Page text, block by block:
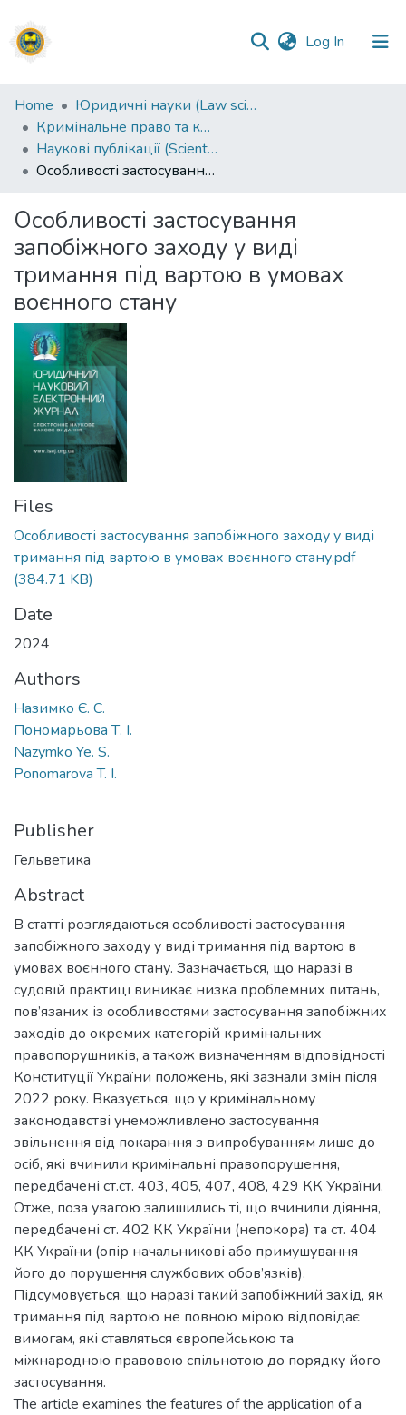
Log In (current)
Communities
&
Collections
Statistics
Home
Юридичні науки (Law sciences)
Кримінальне право та кримінологія; кримінально-виконавче право (Criminal law and criminology; criminal executive law) (12.00.08)
Наукові публікації (Scientific publications)
Особливості застосування запобіжного заходу у виді тримання під вартою в умовах воєнного стану
Особливості застосування
запобіжного заходу у виді
тримання під вартою в умовах
воєнного стану
Files
Особливості застосування запобіжного заходу у виді
тримання під вартою в умовах воєнного стану.pdf
(384.71 KB)
Date
2024
Authors
Назимко Є. С.
Пономарьова Т. І.
Nazymko Ye. S.
Ponomarova T. I.
Publisher
Гельветика
Abstract
В статті розглядаються особливості застосування
запобіжного заходу у виді тримання під вартою в
умовах воєнного стану. Зазначається, що наразі в
судовій практиці виникає низка проблемних питань,
пов’язаних із особливостями застосування запобіжних
заходів до окремих категорій кримінальних
правопорушників, а також визначенням відповідності
Конституції України положень, які зазнали змін після
2022 року. Вказується, що у кримінальному
законодавстві унеможливлено застосування
звільнення від покарання з випробуванням лише до
осіб, які вчинили кримінальні правопорушення,
передбачені ст.ст. 403, 405, 407, 408, 429 КК України.
Отже, поза увагою залишились ті, що вчинили діяння,
передбачені ст. 402 КК України (непокора) та ст. 404
КК України (опір начальникові або примушування
його до порушення службових обов’язків).
Підсумовується, що наразі такий запобіжний захід, як
тримання під вартою не повною мірою відповідає
вимогам, які ставляться європейською та
міжнародною правовою спільнотою до порядку його
застосування.
The article examines the features of the application of a